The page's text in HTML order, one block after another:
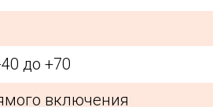
до +70
включения